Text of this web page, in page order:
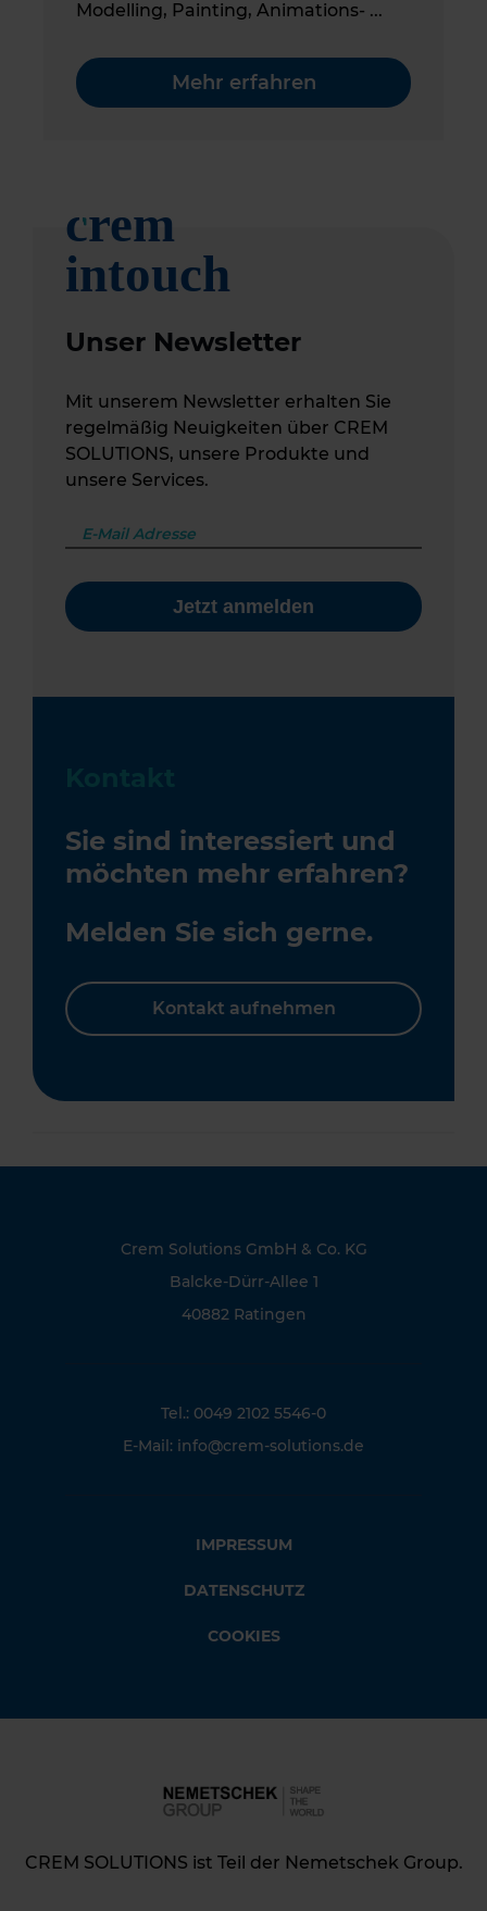
Modelling, Painting, Animations- ...
Mehr erfahren
Unser Newsletter
Mit unserem Newsletter erhalten Sie
regelmäßig Neuigkeiten über CREM
SOLUTIONS, unsere Produkte und
unsere Services.
Sie sind interessiert und
möchten mehr erfahren?
Melden Sie sich gerne.
Kontakt aufnehmen
CREM SOLUTIONS ist Teil der Nemetschek Group.
Crem Solutions GmbH & Co. KG
Balcke-Dürr-Allee 1
40882 Ratingen
Tel.: 0049 2102 5546-0
E-Mail: info@crem-solutions.de
IMPRESSUM
DATENSCHUTZ
COOKIES